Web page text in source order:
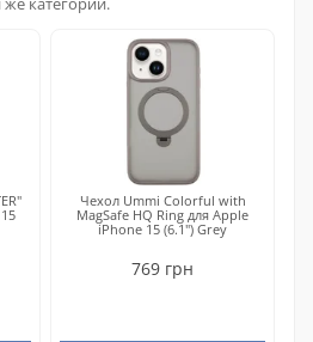
Чехол Ummi Colorful with
MagSafe HQ Ring для Apple
iPhone 15 (6.1") Grey
769 грн